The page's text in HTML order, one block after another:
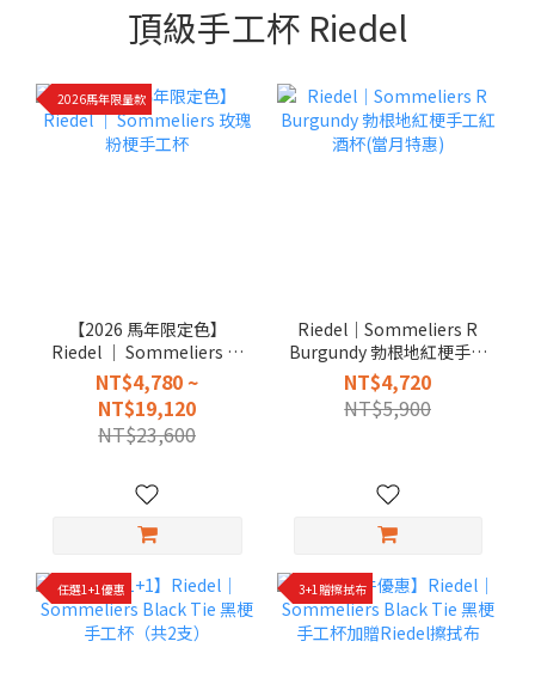
頂級手工杯 Riedel
2026馬年限量款
【2026 馬年限定色】
Riedel │ Sommeliers 玫
瑰粉梗手工杯
NT$4,780 ~
NT$19,120
NT$23,600
Riedel｜Sommeliers R
Burgundy 勃根地紅梗手工
紅酒杯(當月特惠)
NT$4,720
NT$5,900
任選1+1優惠 3+1贈擦拭布